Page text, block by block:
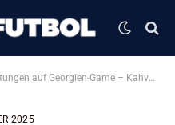
Game – Kahveci aus Kader gestrichen
2025